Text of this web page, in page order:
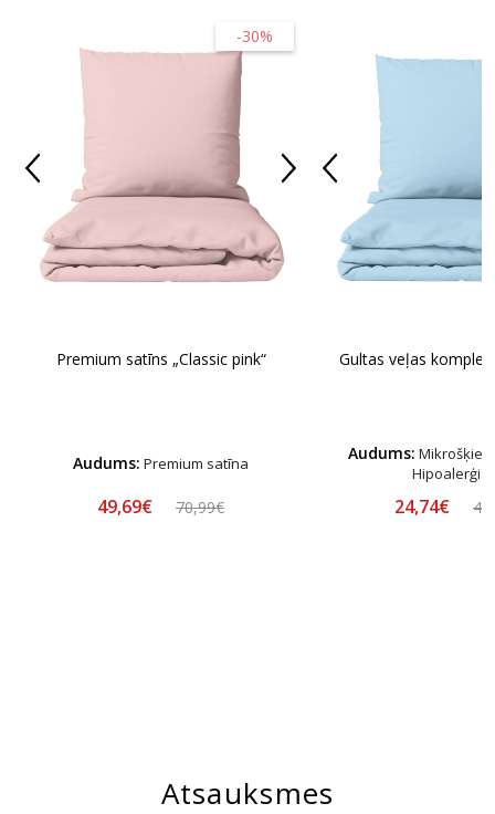
-30%
Premium satīns „Classic pink“
Audums: Premium satīna
49,69€ 70,99€
Gultas veļas
Audums:
24,74€
Atsauksmes